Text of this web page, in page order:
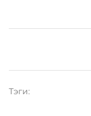
Тэги: